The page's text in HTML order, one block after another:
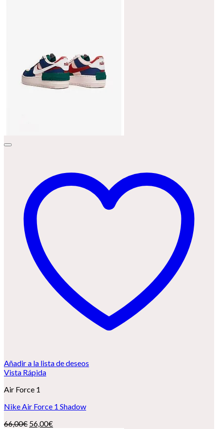
Añadir a la lista de deseos
Vista Rápida
Air Force 1
Nike Air Force 1 Shadow
66,00€ El
56,00€